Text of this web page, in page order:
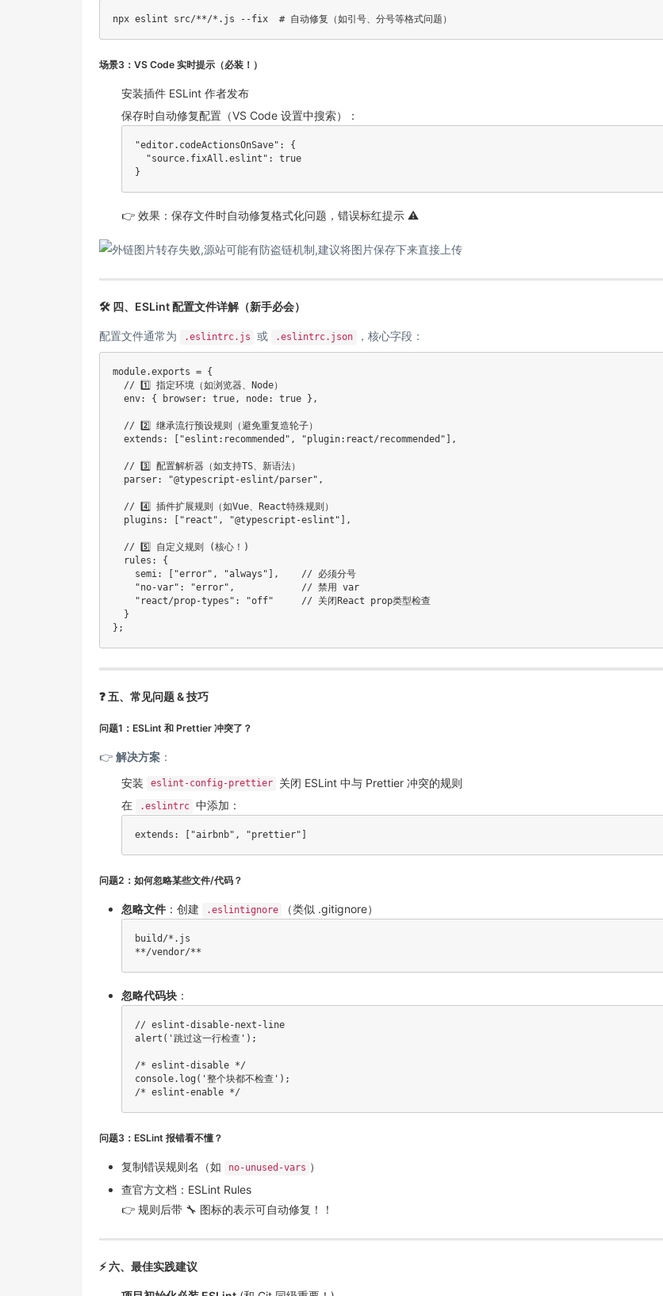
npx eslint src/**/*.js --fix # 自动修复（如引号、分号等格式问题）
场景3：VS Code 实时提示（必装！）
安装插件 ESLint 作者发布
保存时自动修复配置（VS Code 设置中搜索）：
"editor.codeActionsOnSave" :
{
"source.fixAll.eslint" :
true
}
👉 效果：保存文件时自动修复格式化问题，错误标红提示 ⚠️
🛠 四、ESLint 配置文件详解（新手必会）
配置文件通常为 .eslintrc.js 或 .eslintrc.json ，核心字段：
module.exports = {
// 1️⃣ 指定环境（如浏览器、Node）
  env
: { browser: true, node: true } ,
// 2️⃣ 继承流行预设规则（避免重复造轮子）
extends : "eslint:recommended" , "plugin:react/recommended" ,
// 3️⃣ 配置解析器（如支持TS、新语法）
  parser
: "@typescript-eslint/parser" ,
// 4️⃣ 插件扩展规则（如Vue、React特殊规则）
  plugins
: "react" , "@typescript-eslint" ,
// 5️⃣ 自定义规则 (核心！)
  rules
:
{
    semi
: "error" , "always" ,
// 必须分号
"no-var" : "error" ,
// 禁用 var
"react/prop-types" : "off"
// 关闭React prop类型检查
}
} ;
❓ 五、常见问题 & 技巧
问题1：ESLint 和 Prettier 冲突了？
👉 解决方案 ：
安装
eslint-config-prettier
关闭 ESLint 中与 Prettier 冲突的规则
在
.eslintrc 中添加：
extends : "airbnb" , "prettier"
问题2：如何忽略某些文件/代码？
忽略文件 ：创建 .eslintignore （类似 .gitignore）
build/*.js
忽略代码块 ：
// eslint-disable-next-line
alert ( '跳过这一行检查' ) ;
/* eslint-disable */
console. log ( '整个块都不检查' ) ;
/* eslint-enable */
问题3：ESLint 报错看不懂？
复制错误规则名（如 no-unused-vars ）
查官方文档： ESLint Rules
👉 规则后带 🔧 图标的表示可自动修复！！
⚡ 六、最佳实践建议